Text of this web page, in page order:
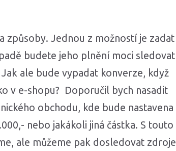
způsoby. Jednou z možností je zadat
budete jeho plnění moci sledovat
ale bude vypadat konverze, když
v e-shopu? Doporučil bych nasadit
obchodu, kde bude nastavena
nebo jakákoli jiná částka. S touto
ale můžeme pak dosledovat zdroje